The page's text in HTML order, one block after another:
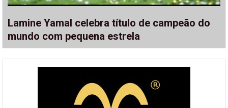
Lamine Yamal celebra título de campeão do
mundo com pequena estrela